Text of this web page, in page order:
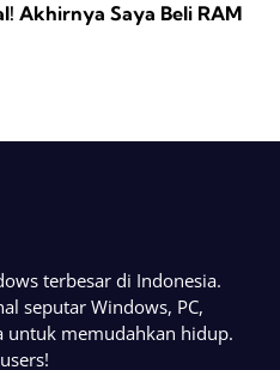
Akhirnya Saya Beli RAM
terbesar di Indonesia.
seputar Windows, PC,
untuk memudahkan hidup.